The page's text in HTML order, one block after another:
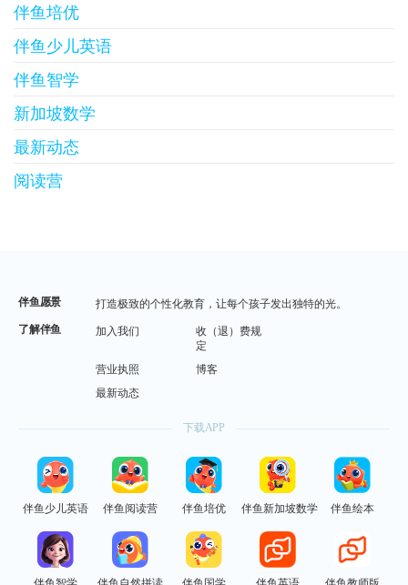
伴鱼培优
伴鱼少儿英语
伴鱼智学
新加坡数学
最新动态
阅读营
伴鱼愿景
打造极致的个性化教育，让每个孩子发出独特的光。
了解伴鱼
加入我们
收（退）费规
定
营业执照
博客
最新动态
下载APP
伴鱼少儿英语 伴鱼阅读营 伴鱼培优 伴鱼新加坡数学 伴鱼绘本